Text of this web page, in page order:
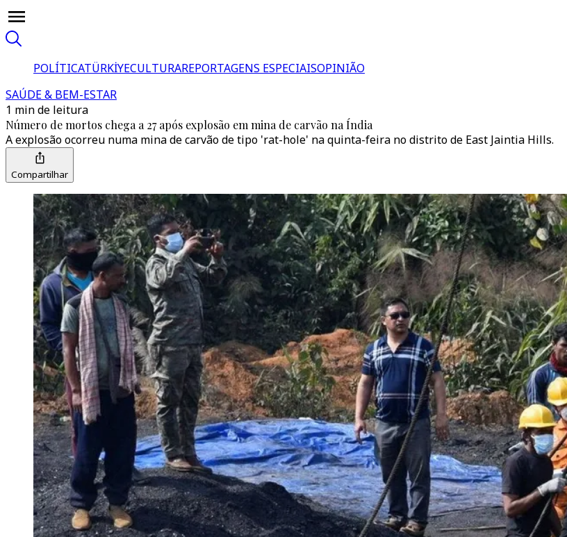
POLÍTICATÜRKİYECULTURAREPORTAGENS ESPECIAISOPINIÃO
SAÚDE & BEM-ESTAR
1 min de leitura
Número de mortos chega a 27 após explosão em mina de carvão na Índia
A explosão ocorreu numa mina de carvão de tipo 'rat-hole' na quinta-feira no distrito de East Jaintia Hills.
Compartilhar